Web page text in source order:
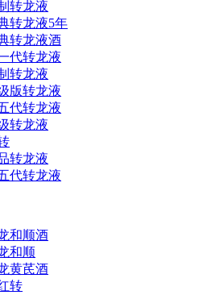
转龙液
转龙液5年
转龙液酒
代转龙液
转龙液
版转龙液
代转龙液
转龙液
转龙液
代转龙液
和顺酒
和顺
黄芪酒
转